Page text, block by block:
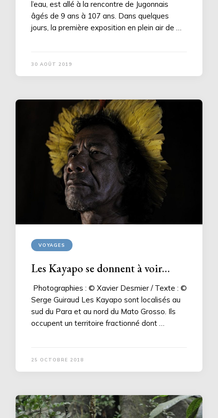
l’eau, est allé à la rencontre de Jugonnais
âgés de 9 ans à 107 ans. Dans quelques
jours, la première exposition en plein air de …
30 AOÛT 2019
VOYAGES
Les Kayapo se donnent à voir…
Photographies : © Xavier Desmier / Texte : ©
Serge Guiraud Les Kayapo sont localisés au
sud du Para et au nord du Mato Grosso. Ils
occupent un territoire fractionné dont …
25 OCTOBRE 2018